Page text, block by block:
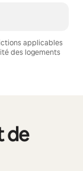
applicables
des logements
de